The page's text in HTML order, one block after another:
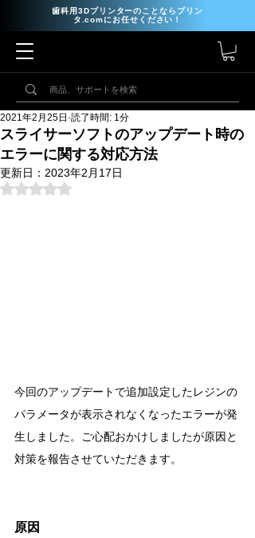
歯科用3Dプリンターのことならプリン
タ.comにお任せください！
スライサーソフトのアップデート時の
エラーに関する対応方法
2021年2月25日 読了時間: 1分
更新日： 2023年2月17日
5つ星のうちNaNと評価されています。
今回のアップデートで追加設定したレジンの
パラメータが表示されなくなったエラーが発
生しました。ご心配おかけしましたが原因と
対策を報告させていただきます。
原因